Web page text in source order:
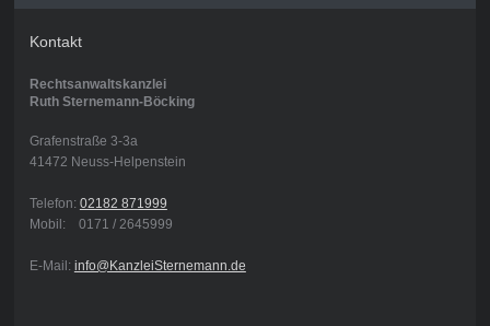
Kontakt
Rechtsanwaltskanzlei
Ruth Sternemann-Böcking
Grafenstraße 3-3a
41472 Neuss-Helpenstein
Telefon: 02182 871999
Mobil: 0171 / 2645999
E-Mail: info@KanzleiSternemann.de